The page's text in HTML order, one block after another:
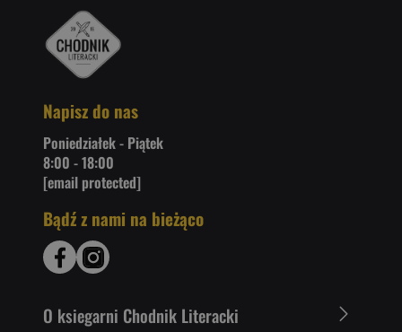
Napisz do nas
Poniedziałek - Piątek
8:00 - 18:00
[email protected]
Bądź z nami na bieżąco
O ksiegarni Chodnik Literacki